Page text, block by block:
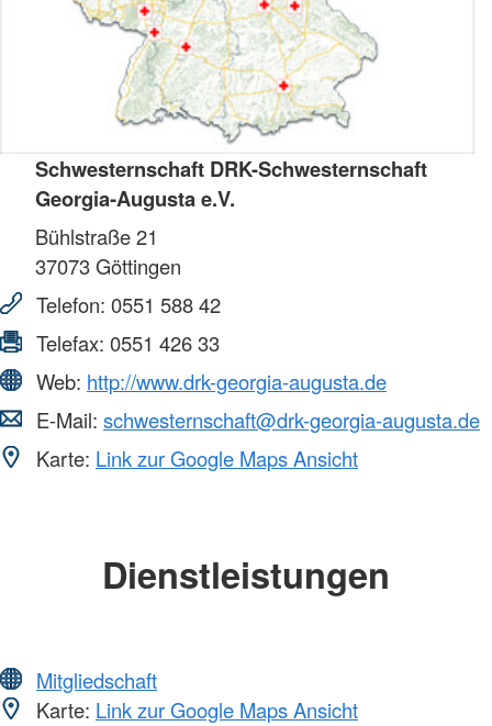
Schwesternschaft DRK-Schwesternschaft
Georgia-Augusta e.V.
Bühlstraße 21
37073Göttingen
Telefon: 0551 588 42
Telefax: 0551 426 33
Web: http://www.drk-georgia-augusta.de
E-Mail: schwesternschaft@drk-georgia-augusta.de
Karte: Link zur Google Maps Ansicht
Dienstleistungen
Mitgliedschaft
Karte: Link zur Google Maps Ansicht